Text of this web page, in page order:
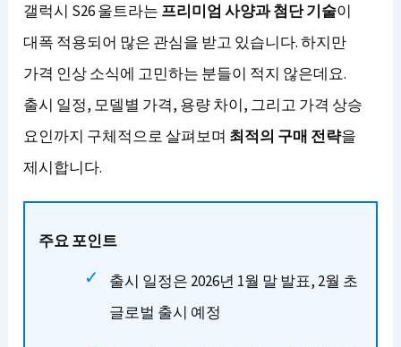
갤럭시 S26 울트라는 프리미엄 사양과 첨단 기술이
대폭 적용되어 많은 관심을 받고 있습니다. 하지만
가격 인상 소식에 고민하는 분들이 적지 않은데요.
출시 일정, 모델별 가격, 용량 차이, 그리고 가격 상승
요인까지 구체적으로 살펴보며 최적의 구매 전략을
제시합니다.
주요 포인트
출시 일정은 2026년 1월 말 발표, 2월 초
글로벌 출시 예정